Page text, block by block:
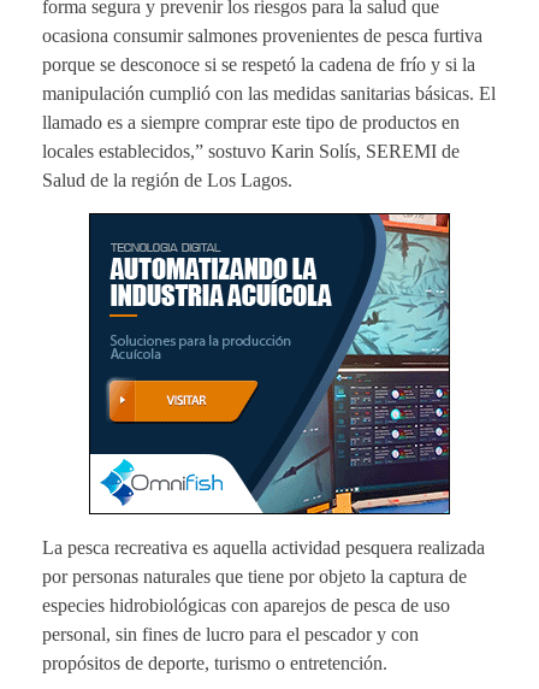
forma segura y prevenir los riesgos para la salud que
ocasiona consumir salmones provenientes de pesca furtiva
porque se desconoce si se respetó la cadena de frío y si la
manipulación cumplió con las medidas sanitarias básicas. El
llamado es a siempre comprar este tipo de productos en
locales establecidos,” sostuvo Karin Solís, SEREMI de
Salud de la región de Los Lagos.
La pesca recreativa es aquella actividad pesquera realizada
por personas naturales que tiene por objeto la captura de
especies hidrobiológicas con aparejos de pesca de uso
personal, sin fines de lucro para el pescador y con
propósitos de deporte, turismo o entretención.